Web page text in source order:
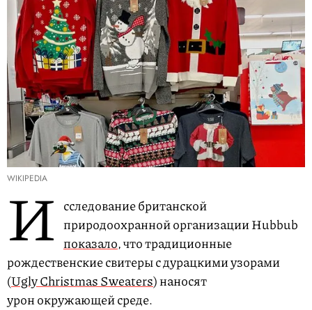
WIKIPEDIA
И сследование британской
природоохранной организации Hubbub
показало, что традиционные
рождественские свитеры с дурацкими узорами
(Ugly Christmas Sweaters) наносят
урон окружающей среде.